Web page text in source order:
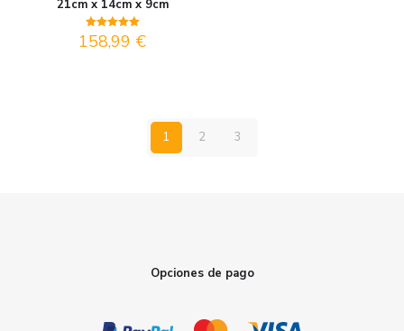
21cm x 14cm x 9cm
Valorado
con
158,99 €
1 2 3
Opciones de pago